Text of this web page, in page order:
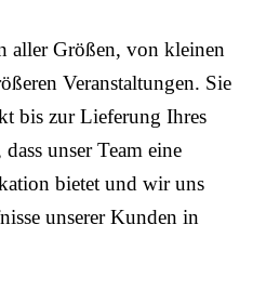
aller Größen, von kleinen
Veranstaltungen. Sie
bis zur Lieferung Ihres
unser Team eine
bietet und wir uns
unserer Kunden in